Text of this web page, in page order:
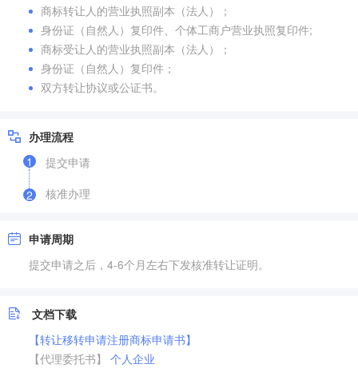
商标转让人的营业执照副本（法人）；
身份证（自然人）复印件、个体工商户营业执照复印件;
商标受让人的营业执照副本（法人）；
身份证（自然人）复印件；
双方转让协议或公证书。
办理流程
1
提交申请
2 核准办理
申请周期
提交申请之后，4-6个月左右下发核准转让证明。
文档下载
【转让移转申请注册商标申请书】
【代理委托书】 个人企业